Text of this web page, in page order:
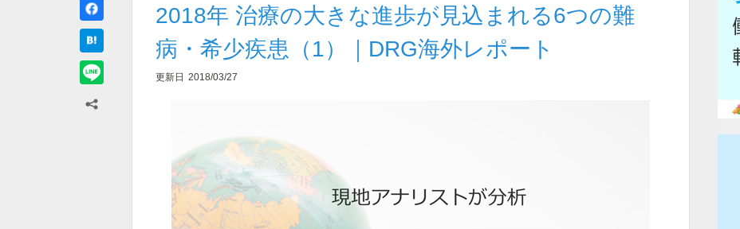
2018年 治療の大きな進歩が見込まれる6つの難
病・希少疾患（1）｜DRG海外レポート
更新日 2018/03/27